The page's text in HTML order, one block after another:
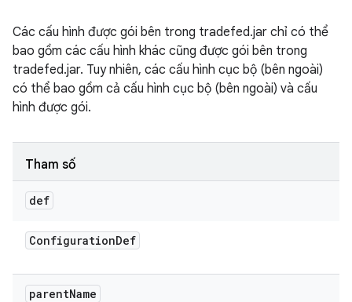
Các cấu hình được gói bên trong tradefed.jar chỉ có thể
bao gồm các cấu hình khác cũng được gói bên trong
tradefed.jar. Tuy nhiên, các cấu hình cục bộ (bên ngoài)
có thể bao gồm cả cấu hình cục bộ (bên ngoài) và cấu
hình được gói.
Tham số
def
ConfigurationDef
parentName